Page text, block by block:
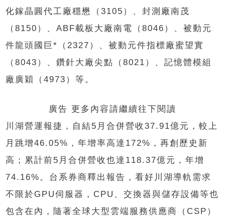
化鎵晶圓代工廠穩懋（3105）、封測廠南茂
（8150）、ABF載板大廠南電（8046）、被動元
件龍頭國巨*（2327）、被動元件指標廠蜜望實
（8043）、鑽針大廠尖點（8021）、記憶體模組
廠廣穎（4973）等。
廣告 更多內容請繼續往下閱讀
川湖營運報捷，自結5月合併營收37.91億元，較上
月跳增46.05%，年增率高達172%，再創歷史新
高；累計前5月合併營收也達118.37億元，年增
74.16%。台系券商釋出報告，看好川湖導軌需求
不限於GPU伺服器，CPU、交換器與儲存設備等也
包含在內，隨著全球大型雲端服務供應商（CSP）